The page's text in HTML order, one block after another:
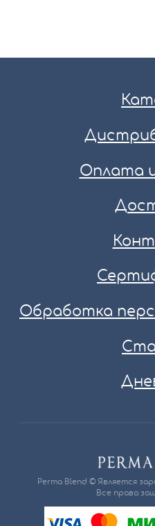
Оплата
Обработка
Perma Blend © Является
Все права